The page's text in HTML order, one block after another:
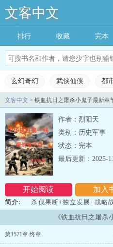
文客中文
排行 收藏 完本
玄幻奇幻 武侠仙侠 都
玄幻奇幻 武侠仙侠
科幻灵异 网游竞技
排行榜 收藏榜单
文客中文 > 铁血抗日之屠杀小鬼子最新章
作者：烈阳天
类别：历史军事
状态：完本
开始阅读 加入
最后更新：2025-
简介:
杀伐果断+独立发展+战略
亿兵，国耻岂待儿孙平。愿提十万
伐果断独立，誓杀小鬼子活捉狗天
夫中国口中的萧疯子...
《铁血抗日之屠杀
第1571章 终章